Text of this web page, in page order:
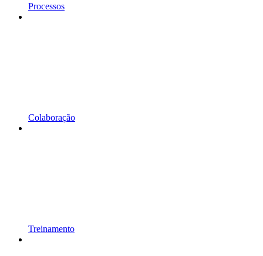
Processos
Colaboração
Treinamento